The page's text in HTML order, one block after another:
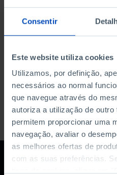
Consentir
Este website utiliza cookies
Utilizamos, por definição,
necessários ao normal
que navegue através do
autoriza a utilização de outro
permitem proporcionar uma
navegação, avaliar o
as melhores ofertas de
com as suas preferências.
DATA DE FIM